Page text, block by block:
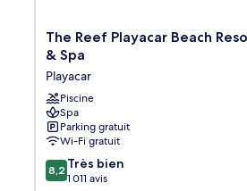
(Pool)
The
Reef
Playacar
Beach
Resort
&
Spa
Playacar
The Reef Playacar Beach
& Spa
Playacar
Piscine
Spa
Parking gratuit
Wi-Fi gratuit
8.2
sur
8,2 Très bien
1 011 avis